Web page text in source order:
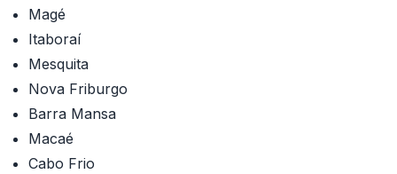
Magé
Itaboraí
Mesquita
Nova Friburgo
Barra Mansa
Macaé
Cabo Frio